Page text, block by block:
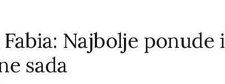
Najbolje ponude i
sada